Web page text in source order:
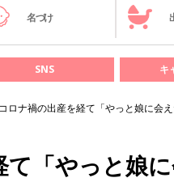
名づけ
SNS キ
ナ禍の出産を経て「やっと娘に会え
「やっと娘